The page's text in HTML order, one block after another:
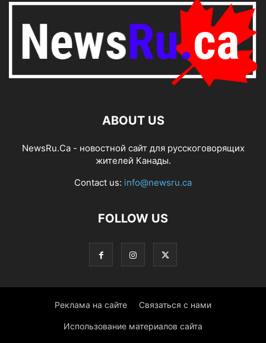
ABOUT US
NewsRu.Ca - новостной сайт для русскоговорящих
жителей Канады.
Contact us: info@newsru.ca
FOLLOW US
Реклама на сайте Связаться с нами
Использование материалов сайта